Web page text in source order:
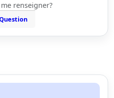
renseigner?